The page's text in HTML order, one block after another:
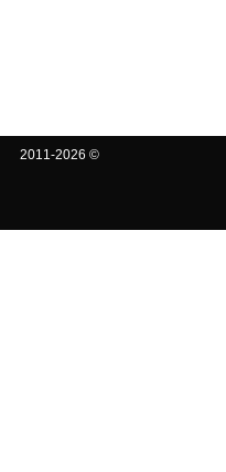
2011-2026 ©